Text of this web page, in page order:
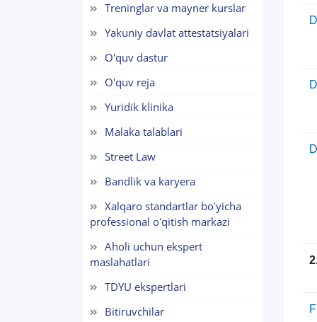
Treninglar va mayner kurslar
Yakuniy davlat attestatsiyalari
O'quv dastur
O'quv reja
Yuridik klinika
Malaka talablari
Street Law
Bandlik va karyera
Xalqaro standartlar boʻyicha
professional oʻqitish markazi
Aholi uchun ekspert
maslahatlari
TDYU ekspertlari
Bitiruvchilar